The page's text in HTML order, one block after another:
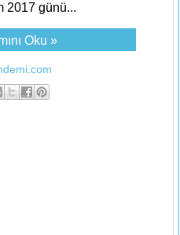
2017 günü...
Oku »